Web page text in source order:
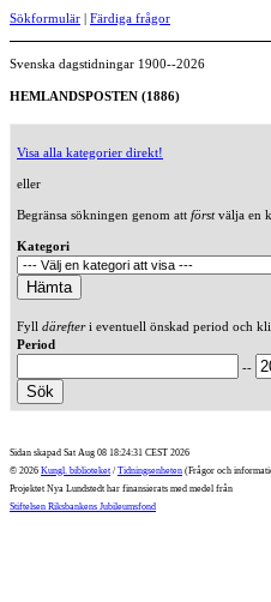
Sökformulär | Färdiga frågor
Svenska dagstidningar 1900--2026
HEMLANDSPOSTEN (1886)
Visa alla kategorier direkt!
eller
Begränsa sökningen genom att förstvälja en
Kategori
Fyll därefteri eventuell önskad period och
Period
--
Sidan skapad Sat Aug 08 18:24:31 CEST 2026
© 2026 Kungl. biblioteket / Tidningsenheten (Frågor och
Projektet Nya Lundstedt har finansierats med medel från
Stiftelsen Riksbankens Jubileumsfond